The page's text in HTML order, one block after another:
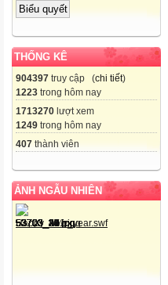
THỐNG KÊ
904397 truy cập (chi tiết)
1223 trong hôm nay
1713270 lượt xem
1249 trong hôm nay
407 thành viên
ẢNH NGẪU NHIÊN